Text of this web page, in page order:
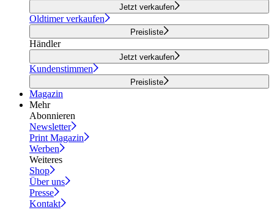
Jetzt verkaufen
Oldtimer verkaufen
Preisliste
Händler
Jetzt verkaufen
Kundenstimmen
Preisliste
Magazin
Mehr
Abonnieren
Newsletter
Print Magazin
Werben
Weiteres
Shop
Über uns
Presse
Kontakt